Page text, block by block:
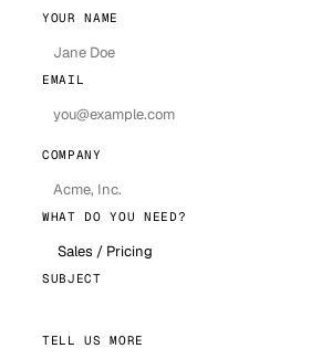
YOUR NAME
EMAIL
COMPANY
WHAT DO YOU NEED?
SUBJECT
TELL US MORE